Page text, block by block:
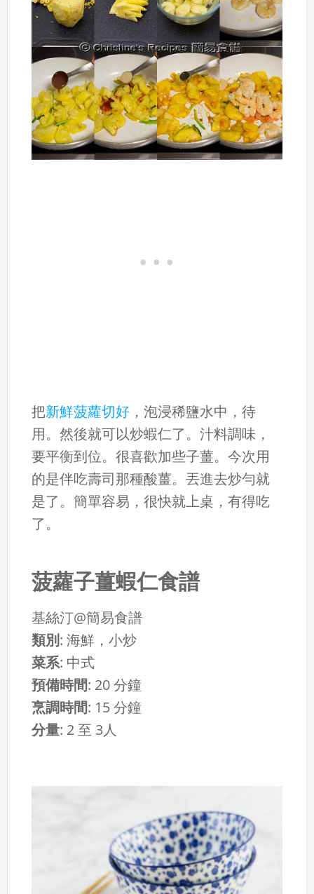
把新鮮菠蘿切好 ，泡浸稀鹽水中，待
用。然後就可以炒蝦仁了。汁料調味，
要平衡到位。很喜歡加些子薑。今次用
的是伴吃壽司那種酸薑。丟進去炒勻就
是了。簡單容易，很快就上桌，有得吃
了。
菠蘿子薑蝦仁食譜
基絲汀@簡易食譜
類別:海鮮，小炒
菜系: 中式
預備時間: 20 分鐘
烹調時間: 15 分鐘
分量: 2 至 3人